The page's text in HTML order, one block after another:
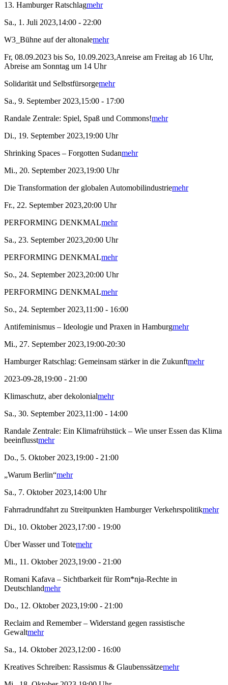
13. Hamburger Ratschlagmehr
Sa., 1. Juli 2023,14:00 - 22:00
W3_Bühne auf der altonalemehr
Fr, 08.09.2023 bis So, 10.09.2023,Anreise am Freitag ab 16 Uhr,
Abreise am Sonntag um 14 Uhr
Solidarität und Selbstfürsorgemehr
Sa., 9. September 2023,15:00 - 17:00
Randale Zentrale: Spiel, Spaß und Commons!mehr
Di., 19. September 2023,19:00 Uhr
Shrinking Spaces – Forgotten Sudanmehr
Mi., 20. September 2023,19:00 Uhr
Die Transformation der globalen Automobilindustriemehr
Fr., 22. September 2023,20:00 Uhr
PERFORMING DENKMALmehr
Sa., 23. September 2023,20:00 Uhr
PERFORMING DENKMALmehr
So., 24. September 2023,20:00 Uhr
PERFORMING DENKMALmehr
So., 24. September 2023,11:00 - 16:00
Antifeminismus – Ideologie und Praxen in Hamburgmehr
Mi., 27. September 2023,19:00-20:30
Hamburger Ratschlag: Gemeinsam stärker in die Zukunftmehr
2023-09-28,19:00 - 21:00
Klimaschutz, aber dekolonialmehr
Sa., 30. September 2023,11:00 - 14:00
Randale Zentrale: Ein Klimafrühstück – Wie unser Essen das Klima
beeinflusstmehr
Do., 5. Oktober 2023,19:00 - 21:00
„Warum Berlin“mehr
Sa., 7. Oktober 2023,14:00 Uhr
Fahrradrundfahrt zu Streitpunkten Hamburger Verkehrspolitikmehr
Di., 10. Oktober 2023,17:00 - 19:00
Über Wasser und Totemehr
Mi., 11. Oktober 2023,19:00 - 21:00
Romani Kafava – Sichtbarkeit für Rom*nja-Rechte in
Deutschlandmehr
Do., 12. Oktober 2023,19:00 - 21:00
Reclaim and Remember – Widerstand gegen rassistische
Gewaltmehr
Sa., 14. Oktober 2023,12:00 - 16:00
Kreatives Schreiben: Rassismus & Glaubenssätzemehr